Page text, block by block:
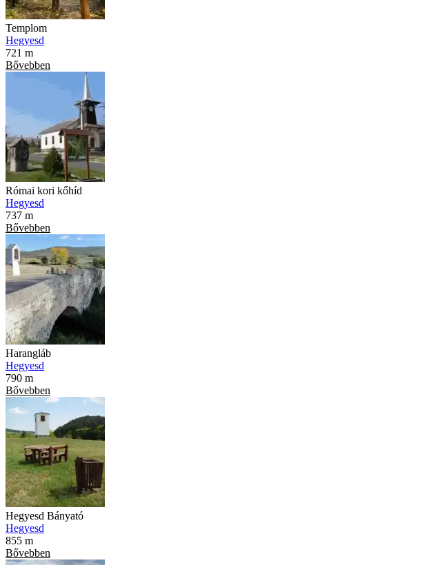
Templom
Hegyesd
721 m
Bővebben
Római kori kőhíd
Hegyesd
737 m
Bővebben
Harangláb
Hegyesd
790 m
Bővebben
Hegyesd Bányató
Hegyesd
855 m
Bővebben